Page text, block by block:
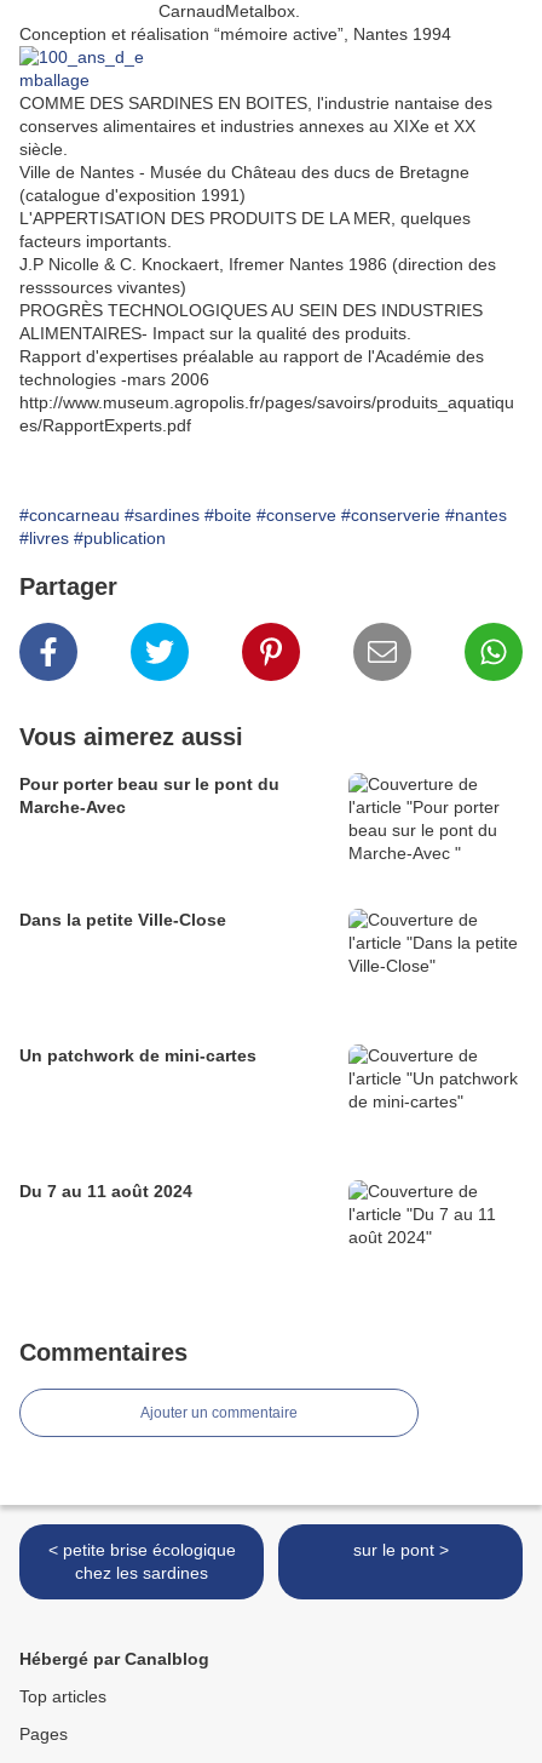
CarnaudMetalbox.
Conception et réalisation “mémoire active”, Nantes 1994
COMME DES SARDINES EN BOITES, l'industrie nantaise des
conserves alimentaires et industries annexes au XIXe et XX
siècle.
Ville de Nantes - Musée du Château des ducs de Bretagne
(catalogue d'exposition 1991)
L'APPERTISATION DES PRODUITS DE LA MER, quelques
facteurs importants.
J.P Nicolle & C. Knockaert, Ifremer Nantes 1986 (direction des
resssources vivantes)
PROGRÈS TECHNOLOGIQUES AU SEIN DES INDUSTRIES
ALIMENTAIRES- Impact sur la qualité des produits.
Rapport d'expertises préalable au rapport de l'Académie des
technologies -mars 2006
http://www.museum.agropolis.fr/pages/savoirs/produits_aquatiqu
es/RapportExperts.pdf
#concarneau #sardines #boite #conserve #conserverie #nantes
#livres #publication
Partager
Vous aimerez aussi
Pour porter beau sur le pont du
Marche-Avec
Dans la petite Ville-Close
Un patchwork de mini-cartes
Du 7 au 11 août 2024
Commentaires
Ajouter un commentaire
< petite brise écologique
chez les sardines
sur le pont >
Hébergé par Canalblog
Top articles
Pages